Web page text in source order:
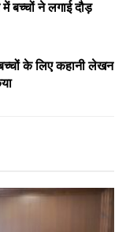
बच्चों ने लगाई दौड़
के लिए कहानी लेखन